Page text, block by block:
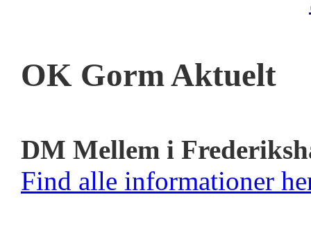
OK Gorm Aktuelt
DM Mellem i
Find alle informationer